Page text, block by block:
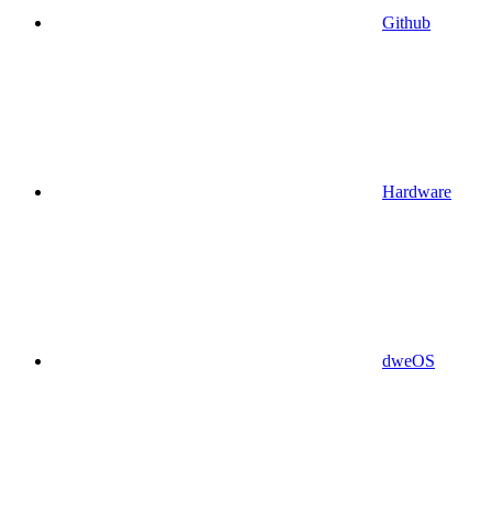
Github
Hardware
dweOS